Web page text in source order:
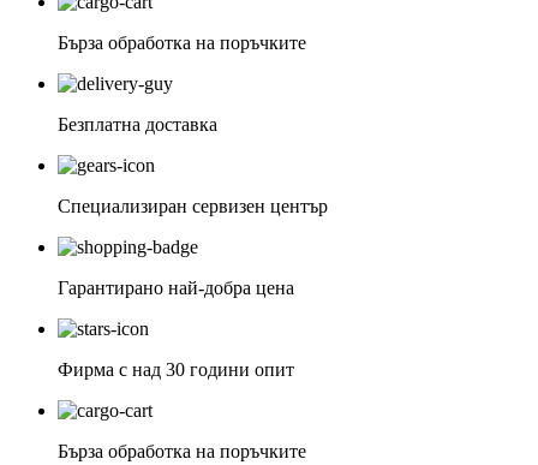
Бърза обработка на поръчките
Безплатна доставка
Специализиран сервизен център
Гарантирано най-добра цена
Фирма с над 30 години опит
Бърза обработка на поръчките